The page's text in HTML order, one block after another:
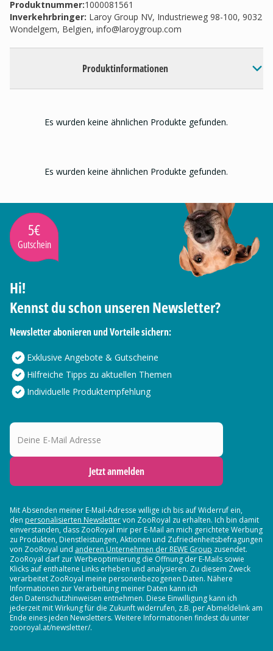
Produktnummer:1000081561
Inverkehrbringer: Laroy Group NV, Industrieweg 98-100, 9032
Wondelgem, Belgien, info@laroygroup.com
Produktinformationen
Es wurden keine ähnlichen Produkte gefunden.
Es wurden keine ähnlichen Produkte gefunden.
5€
Gutschein
Hi!
Kennst du schon unseren Newsletter?
Newsletter abonieren und Vorteile sichern:
Exklusive Angebote & Gutscheine
Hilfreiche Tipps zu aktuellen Themen
Individuelle Produktempfehlung
Deine E-Mail Adresse
Jetzt anmelden
Mit Absenden meiner E-Mail-Adresse willige ich bis auf Widerruf ein,
den personalisierten Newslettervon ZooRoyal zu erhalten. Ich bin damit
einverstanden, dass ZooRoyal mir per E-Mail an mich gerichtete Werbung
zu Produkten, Dienstleistungen, Aktionen und Zufriedenheitsbefragungen
von ZooRoyal und anderen Unternehmen der REWE Group zusendet.
ZooRoyal darf zur Werbeoptimierung die Öffnung der E-Mails sowie
Klicks auf enthaltene Links erheben und analysieren. Zu diesem Zweck
verarbeitet ZooRoyal meine personenbezogenen Daten. Nähere
Informationen zur Verarbeitung meiner Daten kann ich
den Datenschutzhinweisen entnehmen. Diese Einwilligung kann ich
jederzeit mit Wirkung für die Zukunft widerrufen, z.B. per Abmeldelink am
Ende eines jeden Newsletters. Weitere Informationen findest du unter
zooroyal.at/newsletter/.